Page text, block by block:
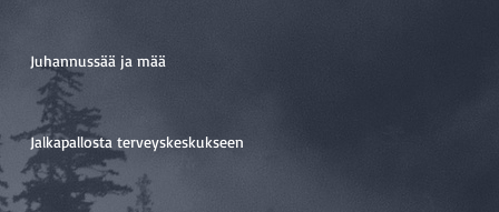
Juhannussää ja mää
Jalkapallosta terveyskeskukseen